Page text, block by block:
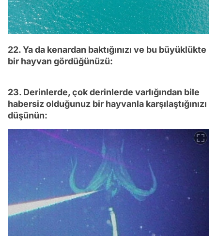
22. Ya da kenardan baktığınızı ve bu büyüklükte
bir hayvan gördüğünüzü:
23. Derinlerde, çok derinlerde varlığından bile
habersiz olduğunuz bir hayvanla karşılaştığınızı
düşünün: